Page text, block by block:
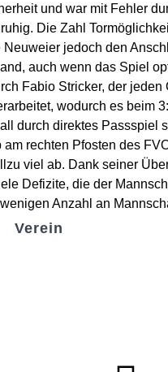
und war mit Fehler
Die Zahl
jedoch den
auch wenn das Spiel
Fabio Stricker, der
wodurch es beim
durch direktes
rechten Pfosten des
viel ab. Dank seiner
Defizite, die der
Anzahl an
Verein